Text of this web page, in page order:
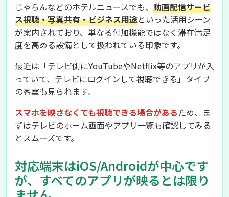
じゃらんなどのホテルニュースでも、 動画配信サービ
ス視聴・写真共有・ビジネス用途といった活用シーン
が案内されており、単なる付加機能ではなく滞在満足
度を高める設備として扱われている印象です。
最近は「テレビ側にYouTubeやNetflix等のアプリが入
っていて、テレビにログインして視聴できる」タイプ
の客室も見られます。
スマホを映さなくても視聴できる場合があるため、ま
ずはテレビのホーム画面やアプリ一覧も確認してみる
とスムーズです。
対応端末はiOS/Androidが中心です
が、すべてのアプリが映るとは限り